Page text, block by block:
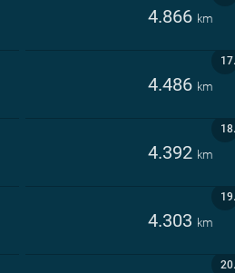
4.866 km
17.
4.486 km
18.
4.392 km
19.
4.303 km
20.